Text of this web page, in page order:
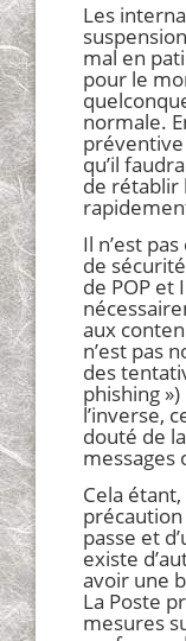
Les
mal en
pour le
normale.
qu’il
de rétablir
Il n’est
de
de POP et
aux
n’est pas
des
phishing
l’inverse,
douté de
messages
Cela
précaution
passe et
existe
avoir une
La Poste
mesures